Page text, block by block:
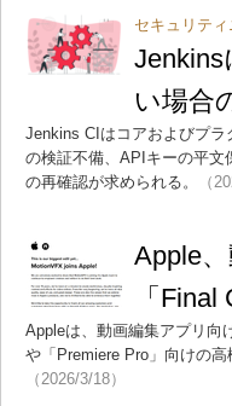
セキュリティ
い場合
Jenkins CIはコアおよびプ
の検証不備、APIキーの平文
の再確認が求められる。
（
Apple
「
Appleは、動画編集アプリ向
や「Premiere Pro」向けの
（2026/3/18）